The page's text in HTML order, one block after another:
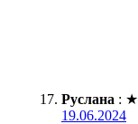
Руслана : ★
19.06.2024